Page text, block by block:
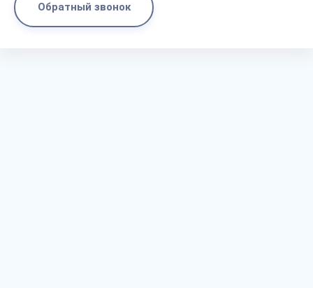
Обратный звонок